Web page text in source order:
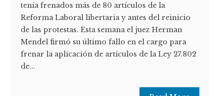
tenía frenados más de 80 artículos de la
Reforma Laboral libertaria y antes del reinicio
de las protestas. Esta semana el juez Herman
Mendel firmó su último fallo en el cargo para
frenar la aplicación de artículos de la Ley 27.802
de...